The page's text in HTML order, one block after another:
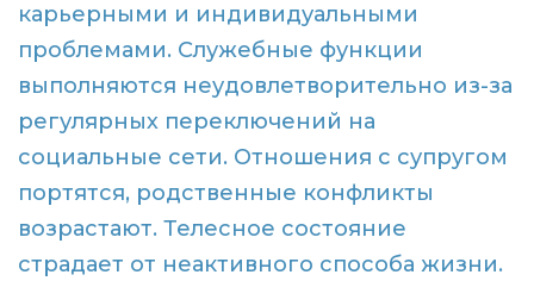
карьерными и индивидуальными
проблемами. Служебные функции
выполняются неудовлетворительно из-за
регулярных переключений на
социальные сети. Отношения с супругом
портятся, родственные конфликты
возрастают. Телесное состояние
страдает от неактивного способа жизни.